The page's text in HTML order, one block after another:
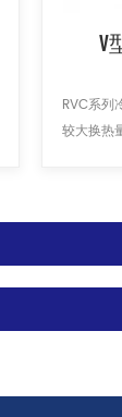
V
RVC系列
较大换热